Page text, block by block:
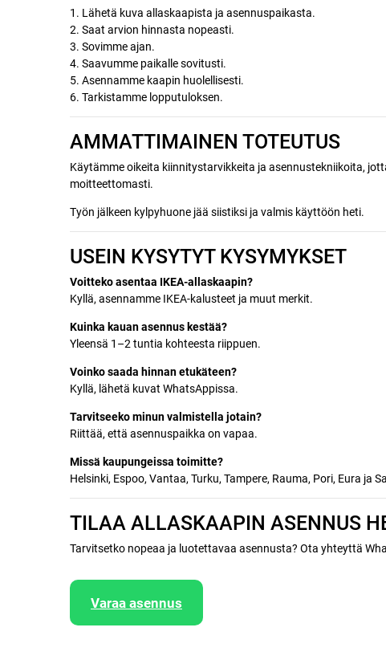
1. Lähetä kuva allaskaapista ja asennuspaikasta.
2. Saat arvion hinnasta nopeasti.
3. Sovimme ajan.
4. Saavumme paikalle sovitusti.
5. Asennamme kaapin huolellisesti.
6. Tarkistamme lopputuloksen.
AMMATTIMAINEN TOTEUTUS
Käytämme oikeita kiinnitystarvikkeita ja asennustekniikoita,
moitteettomasti.
Työn jälkeen kylpyhuone jää siistiksi ja valmis käyttöön heti.
USEIN KYSYTYT KYSYMYKSET
Voitteko asentaa IKEA-allaskaapin?
Kyllä, asennamme IKEA-kalusteet ja muut merkit.
Kuinka kauan asennus kestää?
Yleensä 1–2 tuntia kohteesta riippuen.
Voinko saada hinnan etukäteen?
Kyllä, lähetä kuvat WhatsAppissa.
Tarvitseeko minun valmistella jotain?
Riittää, että asennuspaikka on vapaa.
Missä kaupungeissa toimitte?
Helsinki, Espoo, Vantaa, Turku, Tampere, Rauma, Pori, Eura ja
TILAA ALLASKAAPIN ASENNUS
Tarvitsetko nopeaa ja luotettavaa asennusta? Ota yhteyttä
Varaa asennus